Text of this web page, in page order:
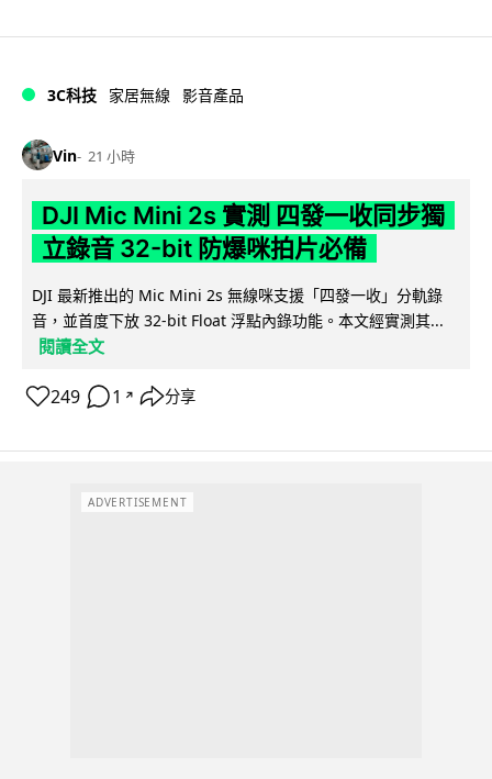
3C科技 家居無線 影音產品
Vin 21 小時
DJI Mic Mini 2s 實測 四發一收同步獨
立錄音 32-bit 防爆咪拍片必備
DJI 最新推出的 Mic Mini 2s 無線咪支援「四發一收」分軌錄
音，並首度下放 32-bit Float 浮點內錄功能。本文經實測其...
閱讀全文
249 1 ↗ 分享
ADVERTISEMENT